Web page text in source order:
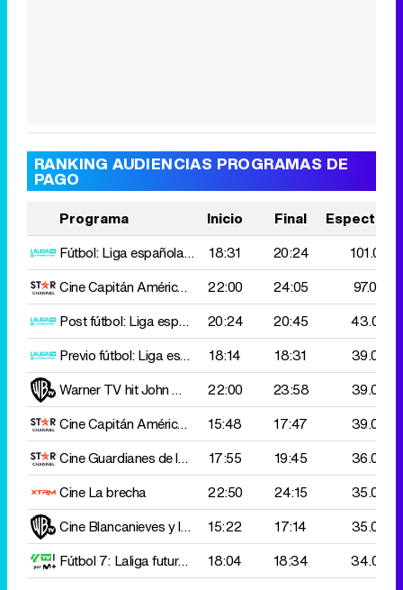
RANKING AUDIENCIAS PROGRAMAS DE
PAGO
Programa Inicio Final
Fútbol: Liga española 2 D
Almería - R. Zaragoza
18:31 20:24
101.000
CineCapitán América: El soldado de invierno 22:00 24:05
97.000
Post fútbol: Liga española 2 D
Almería - R. Zaragoza
20:24 20:45
43.000
Previo fútbol: Liga española 2 D
Almería - R. Zaragoza
18:14 18:31
39.000
Warner TV hitJohn Wick 3: Parabellum 22:00 23:58
39.000
CineCapitán América: El primer vengador 15:48 17:47
39.000
CineGuardianes de la galaxia 17:55 19:45
36.000
CineLa brecha 22:50 24:15
35.000
CineBlancanieves y la leyenda del cazador 15:22 17:14
35.000
Fútbol 7: Laliga futures torneo internacional
R. Madrid -
18:04 18:34
34.000